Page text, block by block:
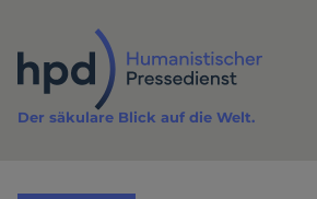
Inhalt
Der säkulare Blick auf die Welt.